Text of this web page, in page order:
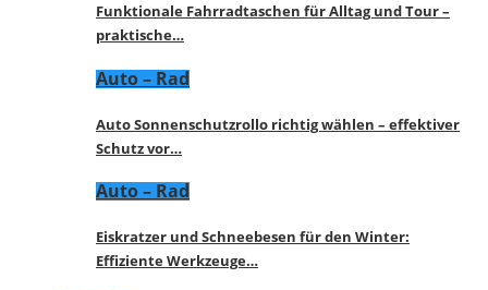
Funktionale Fahrradtaschen für Alltag und Tour –
praktische…
Auto – Rad
Auto Sonnenschutzrollo richtig wählen – effektiver
Schutz vor…
Auto – Rad
Eiskratzer und Schneebesen für den Winter:
Effiziente Werkzeuge…